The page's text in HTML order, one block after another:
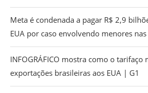
Meta é condenada a pagar R$ 2,9
EUA por caso envolvendo menores
INFOGRÁFICO mostra como o tarifaço
exportações brasileiras aos EUA | G1